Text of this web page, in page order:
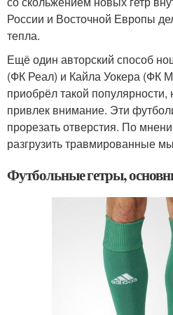
России и Восточной Европы
тепла.
Ещё один авторский способ
(ФК Реал) и Кайла Уокера (ФК
приобрёл такой популярности,
привлек внимание. Эти
прорезать отверстия. По
разгрузить травмированные
Футбольные гетры,